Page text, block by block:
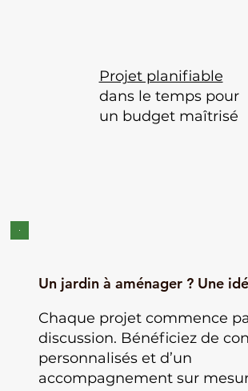
Projet planifiable
dans le temps pour
un budget maîtrisé
Un jardin à aménager ? Une
Chaque projet commence
discussion. Bénéficiez de
personnalisés et d’un
accompagnement sur